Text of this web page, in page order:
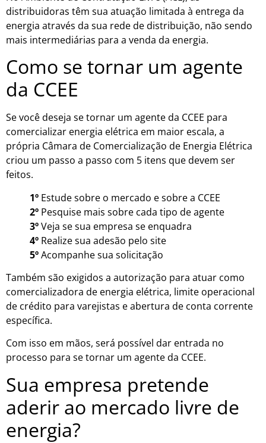
distribuidoras têm sua atuação limitada à entrega da
energia através da sua rede de distribuição, não sendo
mais intermediárias para a venda da energia.
Como se tornar um agente
da CCEE
Se você deseja se tornar um agente da CCEE para
comercializar energia elétrica em maior escala, a
própria Câmara de Comercialização de Energia Elétrica
criou um passo a passo com 5 itens que devem ser
feitos.
1º Estude sobre o mercado e sobre a CCEE
2º Pesquise mais sobre cada tipo de agente
3ºVeja se sua empresa se enquadra
4º Realize sua adesão pelo site
5ºAcompanhe sua solicitação
Também são exigidos a autorização para atuar como
comercializadora de energia elétrica, limite operacional
de crédito para varejistas e abertura de conta corrente
específica.
Com isso em mãos, será possível dar entrada no
processo para se tornar um agente da CCEE.
Sua empresa pretende
aderir ao mercado livre de
energia?